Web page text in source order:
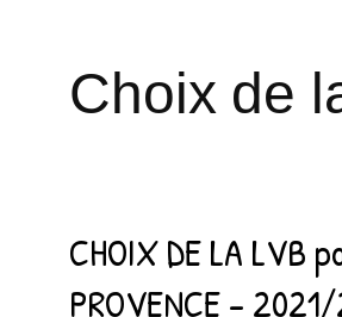
Choix de